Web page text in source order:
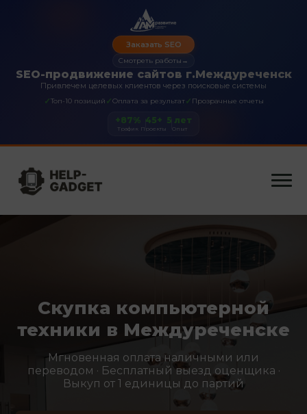
SEO-продвижение сайтов г.Междуреченск
Привлечем целевых клиентов через поисковые системы
✓Топ-10 позиций ✓Оплата за результат✓ Прозрачные отчеты
Заказать SEO
Смотреть работы →
+87%
Трафик
45+
Проекты
5 лет
Опыт
Скупка компьютерной
техники в Междуреченске
Мгновенная оплата наличными или
переводом · Бесплатный выезд оценщика ·
Выкуп от 1 единицы до партий